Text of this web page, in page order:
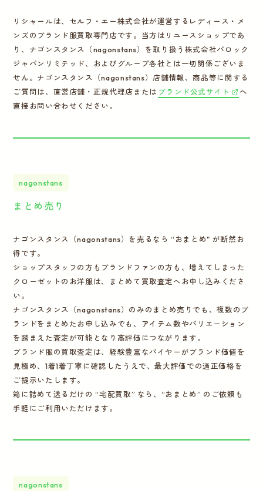
リシャールは、セルフ・エー株式会社が運営するレディース・メ
ンズのブランド服買取専門店です。当方はリユースショップであ
り、ナゴンスタンス（nagonstans）を取り扱う株式会社バロック
ジャパンリミテッド、およびグループ各社とは一切関係ございま
せん。ナゴンスタンス（nagonstans）店舗情報、商品等に関する
ご質問は、直営店舗・正規代理店または ブランド公式サイト
へ
直接お問い合わせください。
nagonstans
まとめ売り
ナゴンスタンス（nagonstans）を売るなら “おまとめ" が断然お
得です。
ショップスタッフの方もブランドファンの方も、増えてしまった
クローゼットのお洋服は、まとめて買取査定へお申し込みくださ
い。
ナゴンスタンス（nagonstans）のみのまとめ売りでも、複数のブ
ランドをまとめたお申し込みでも、アイテム数やバリエーション
を踏まえた査定が可能となり高評価につながります。
ブランド服の買取査定は、経験豊富なバイヤーがブランド価値を
見極め、1着1着丁寧に確認したうえで、最大評価での適正価格を
ご提示いたします。
箱に詰めて送るだけの “宅配買取” なら、“おまとめ” のご依頼も
手軽にご利用いただけます。
nagonstans